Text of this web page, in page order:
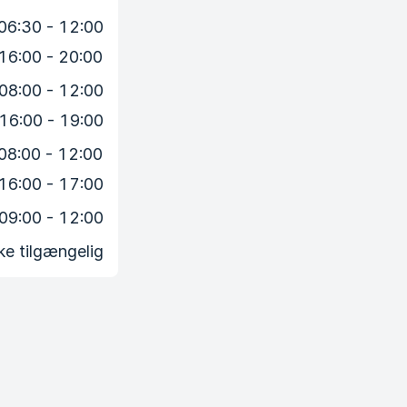
- 12:00
- 20:00
- 12:00
- 19:00
- 12:00
- 17:00
- 12:00
tilgængelig